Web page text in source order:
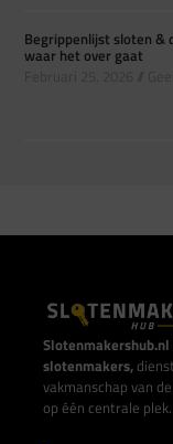
Begrippenlijst sloten &
waar het over gaat
slotenmakers,
vakmanschap van
op één centrale plek.